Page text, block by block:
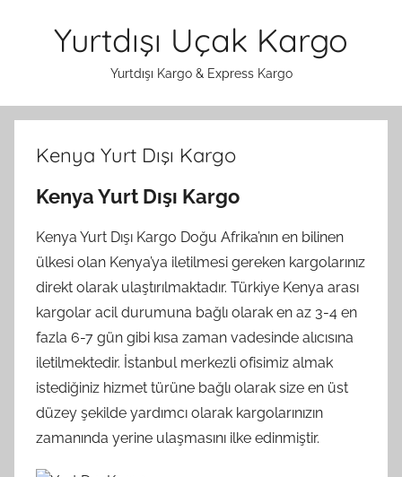
Yurtdışı Uçak Kargo
Yurtdışı Kargo & Express Kargo
Kenya Yurt Dışı Kargo
Kenya Yurt Dışı Kargo
Kenya Yurt Dışı Kargo Doğu Afrika’nın en bilinen
ülkesi olan Kenya’ya iletilmesi gereken kargolarınız
direkt olarak ulaştırılmaktadır. Türkiye Kenya arası
kargolar acil durumuna bağlı olarak en az 3-4 en
fazla 6-7 gün gibi kısa zaman vadesinde alıcısına
iletilmektedir. İstanbul merkezli ofisimiz almak
istediğiniz hizmet türüne bağlı olarak size en üst
düzey şekilde yardımcı olarak kargolarınızın
zamanında yerine ulaşmasını ilke edinmiştir.